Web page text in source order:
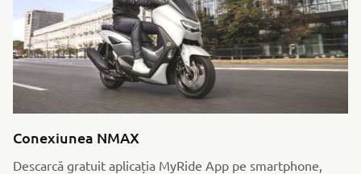
Conexiunea NMAX
Descarcă gratuit aplicația MyRide App pe smartphone,